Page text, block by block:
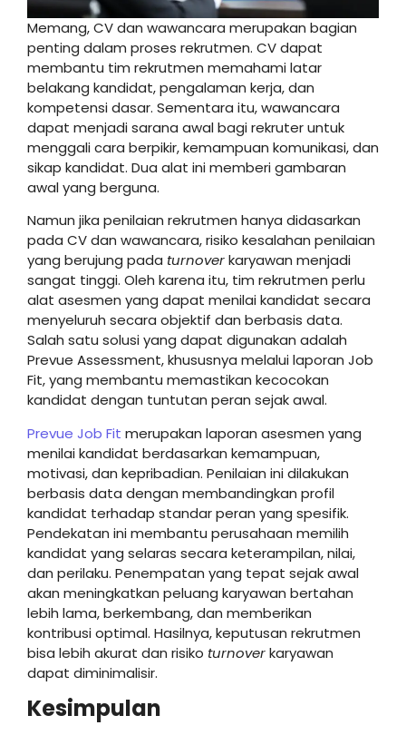
Memang, CV dan wawancara merupakan bagian
penting dalam proses rekrutmen. CV dapat
membantu tim rekrutmen memahami latar
belakang kandidat, pengalaman kerja, dan
kompetensi dasar. Sementara itu, wawancara
dapat menjadi sarana awal bagi rekruter untuk
menggali cara berpikir, kemampuan komunikasi, dan
sikap kandidat. Dua alat ini memberi gambaran
awal yang berguna.
Namun jika penilaian rekrutmen hanya didasarkan
pada CV dan wawancara, risiko kesalahan penilaian
yang berujung pada turnoverkaryawan menjadi
sangat tinggi. Oleh karena itu, tim rekrutmen perlu
alat asesmen yang dapat menilai kandidat secara
menyeluruh secara objektif dan berbasis data.
Salah satu solusi yang dapat digunakan adalah
Prevue Assessment, khususnya melalui laporan Job
Fit, yang membantu memastikan kecocokan
kandidat dengan tuntutan peran sejak awal.
Prevue Job Fit merupakan laporan asesmen yang
menilai kandidat berdasarkan kemampuan,
motivasi, dan kepribadian. Penilaian ini dilakukan
berbasis data dengan membandingkan profil
kandidat terhadap standar peran yang spesifik.
Pendekatan ini membantu perusahaan memilih
kandidat yang selaras secara keterampilan, nilai,
dan perilaku. Penempatan yang tepat sejak awal
akan meningkatkan peluang karyawan bertahan
lebih lama, berkembang, dan memberikan
kontribusi optimal. Hasilnya, keputusan rekrutmen
bisa lebih akurat dan risiko turnoverkaryawan
dapat diminimalisir.
Kesimpulan